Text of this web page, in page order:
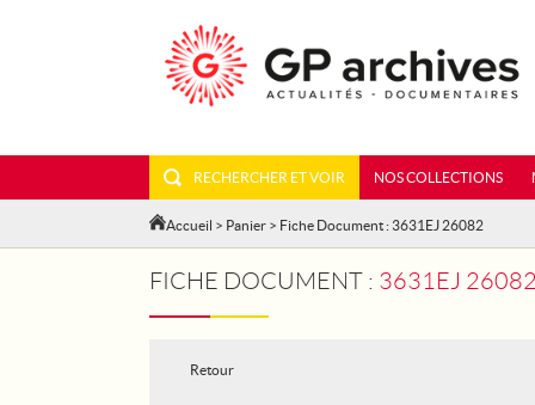
RECHERCHER ET VOIR NOS COLLECTIONS
Accueil > Panier > Fiche Document : 3631EJ 26082
FICHE DOCUMENT : 3631EJ 26082
Retour